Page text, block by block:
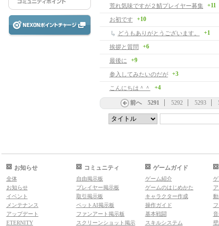
荒れ気味ですが２鯖プレイヤー募集 +11
お初です +10
どうもありがとうございます。 +1
挨拶と質問 +6
最後に +9
参入してみたいのだが +3
こんにちは＾＾ +4
前へ 5291 5292 5293
お知らせ
全体
お知らせ
イベント
メンテナンス
アップデート
ETERNITY
コミュニティ
自由掲示板
プレイヤー掲示板
取引掲示板
ペットAI掲示板
ファンアート掲示板
スクリーンショット掲示
ゲームガイド
ゲーム紹介
ゲームのはじめかた
キャラクター作成
操作ガイド
基本戦闘
スキルシステム